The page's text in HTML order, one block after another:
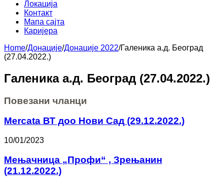
Локација
Контакт
Мапа сајта
Каријера
Home/Донације/Донације 2022/Галеника а.д. Београд
(27.04.2022.)
Галеника а.д. Београд (27.04.2022.)
Повезани чланци
Mercata ВТ доо Нови Сад (29.12.2022.)
10/01/2023
Мењачница „Профи“ , Зрењанин
(21.12.2022.)